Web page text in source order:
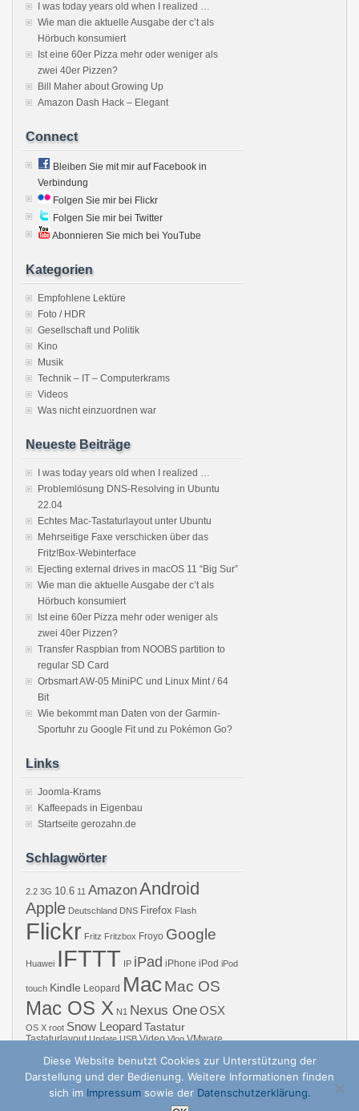
I was today years old when I realized …
Wie man die aktuelle Ausgabe der c’t als
Hörbuch konsumiert
Ist eine 60er Pizza mehr oder weniger als
zwei 40er Pizzen?
Bill Maher about Growing Up
Amazon Dash Hack – Elegant
Connect
Bleiben Sie mit mir auf Facebook in
Verbindung
Folgen Sie mir bei Flickr
Folgen Sie mir bei Twitter
Abonnieren Sie mich bei YouTube
Kategorien
Empfohlene Lektüre
Foto / HDR
Gesellschaft und Politik
Kino
Musik
Technik – IT – Computerkrams
Videos
Was nicht einzuordnen war
Neueste Beiträge
I was today years old when I realized …
Problemlösung DNS-Resolving in Ubuntu
22.04
Echtes Mac-Tastaturlayout unter Ubuntu
Mehrseitige Faxe verschicken über das
Fritz!Box-Webinterface
Ejecting external drives in macOS 11 “Big Sur”
Wie man die aktuelle Ausgabe der c’t als
Hörbuch konsumiert
Ist eine 60er Pizza mehr oder weniger als
zwei 40er Pizzen?
Transfer Raspbian from NOOBS partition to
regular SD Card
Orbsmart AW-05 MiniPC und Linux Mint / 64
Bit
Wie bekommt man Daten von der Garmin-
Sportuhr zu Google Fit und zu Pokémon Go?
Links
Joomla-Krams
Kaffeepads in Eigenbau
Startseite gerozahn.de
Schlagwörter
2.2 3G 10.6 11 AmazonAndroid
Apple Deutschland DNS Firefox Flash
Flickr Fritz Fritzbox Froyo Google
Huawei IFTTT IP iPad iPhone iPod iPod
touch Kindle Leopard MacMac OS
Mac OS X N1 Nexus OneOSX
OS X root Snow LeopardTastatur
Tastaturlayout Update USB Video Vlog VMware
Windows
Diese Website benutzt Cookies zur Unterstützung der
Darstellung und der Bedienung. Weitere Informationen finden
sich im Impressumsowie der Datenschutzerklärung.